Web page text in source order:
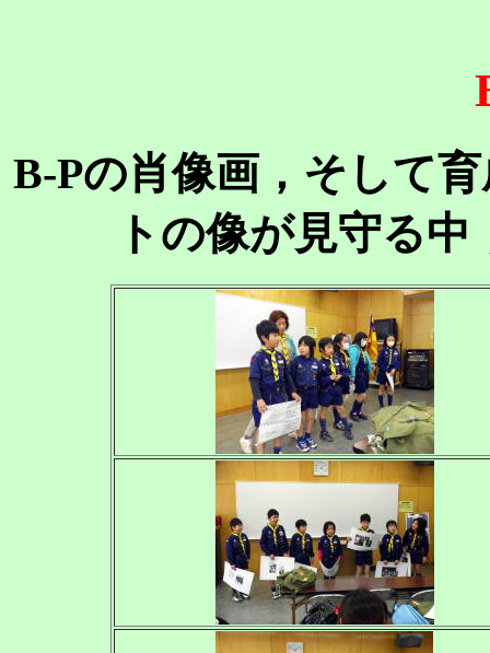
B-Pの肖像画，そして
トの像が見守る